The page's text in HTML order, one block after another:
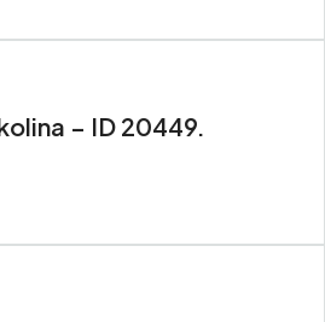
– ID 20449.